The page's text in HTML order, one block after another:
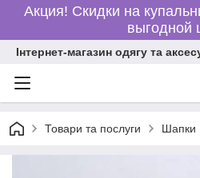
Акция! Скидки на
выгодной
Інтернет-магазин одягу та
Товари та послуги Шапки